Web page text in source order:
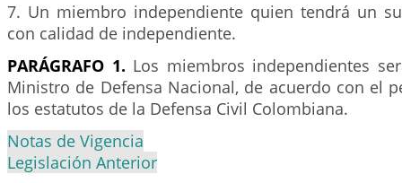
7. Un miembro independiente quien tendrá un
con calidad de independiente.
PARÁGRAFO 1. Los miembros independientes
Ministro de Defensa Nacional, de acuerdo con el
los estatutos de la Defensa Civil Colombiana.
Notas de Vigencia
Legislación Anterior